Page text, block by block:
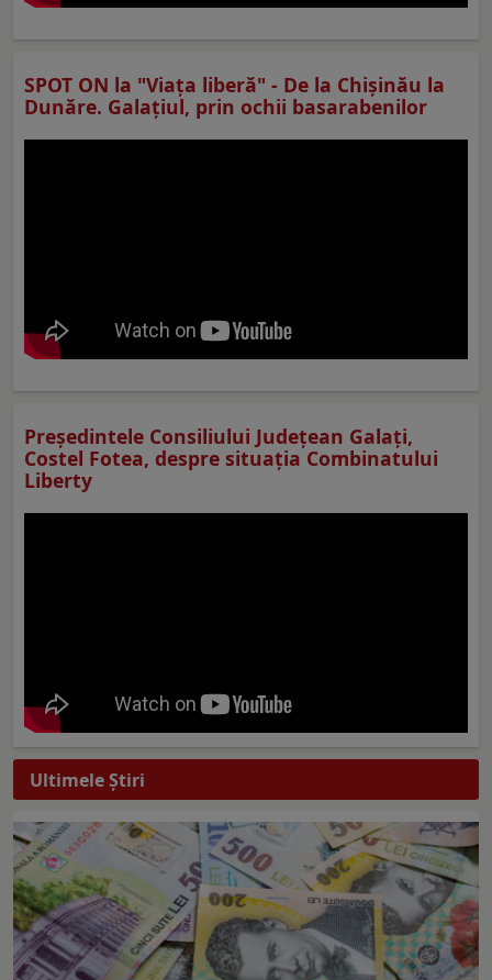
SPOT ON la "Viaţa liberă" - De la Chișinău la
Dunăre. Galațiul, prin ochii basarabenilor
Preşedintele Consiliului Judeţean Galaţi,
Costel Fotea, despre situaţia Combinatului
Liberty
Ultimele Ştiri